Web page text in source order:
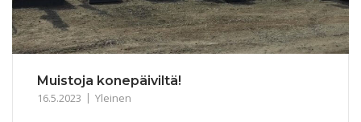
Muistoja konepäiviltä!
16.5.2023 Yleinen